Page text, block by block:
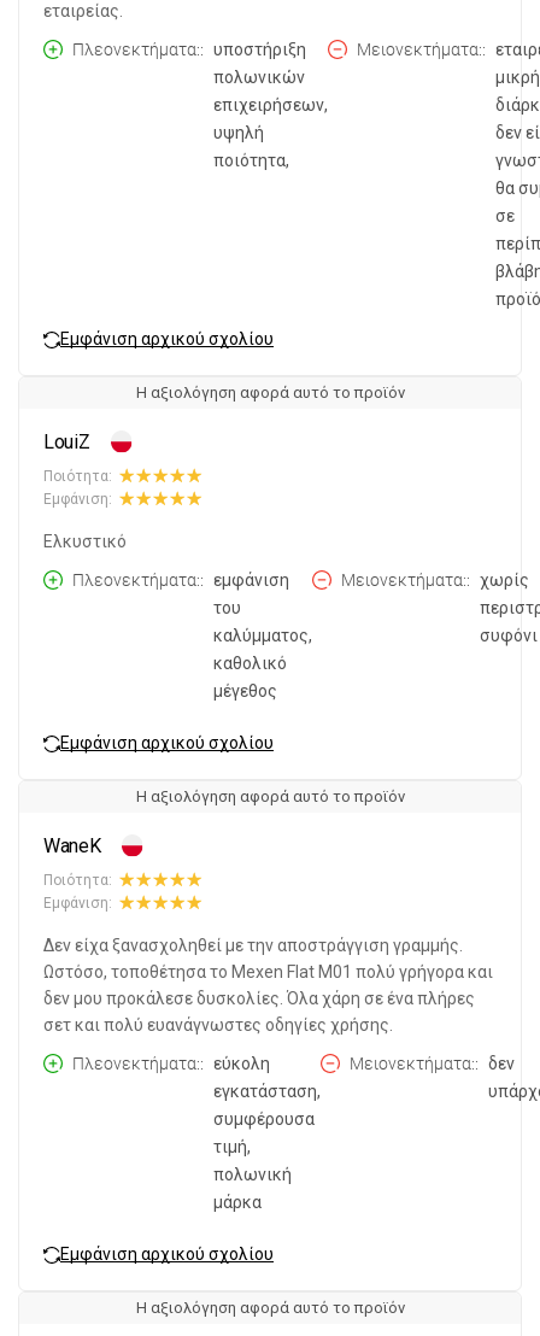
εταιρείας.
Πλεονεκτήματα:
υποστήριξη
πολωνικών
επιχειρήσεων,
υψηλή
ποιότητα,
Μειονεκτήματα:
μικρή
δεν
θα
σε
Εμφάνιση αρχικού σχολίου
Η αξιολόγηση αφορά αυτό το προϊόν
LouiZ
Ποιότητα:
Εμφάνιση:
Ελκυστικό
Πλεονεκτήματα:
εμφάνιση
του
καλύμματος,
καθολικό
μέγεθος
Μειονεκτήματα:
χωρίς
συφόνι
Εμφάνιση αρχικού σχολίου
Η αξιολόγηση αφορά αυτό το προϊόν
WaneK
Ποιότητα:
Εμφάνιση:
Δεν είχα ξανασχοληθεί με την αποστράγγιση γραμμής.
Ωστόσο, τοποθέτησα το Mexen Flat M01 πολύ γρήγορα και
δεν μου προκάλεσε δυσκολίες. Όλα χάρη σε ένα πλήρες
σετ και πολύ ευανάγνωστες οδηγίες χρήσης.
Πλεονεκτήματα:
εύκολη
εγκατάσταση,
συμφέρουσα
τιμή,
πολωνική
μάρκα
Μειονεκτήματα:
δεν
Εμφάνιση αρχικού σχολίου
Η αξιολόγηση αφορά αυτό το προϊόν